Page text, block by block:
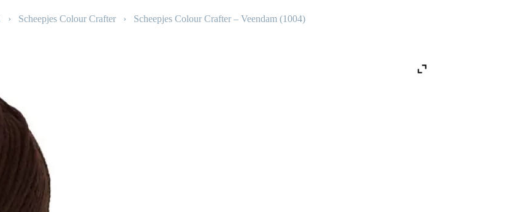
› Scheepjes Colour Crafter › Scheepjes Colour Crafter – Veendam (1004)